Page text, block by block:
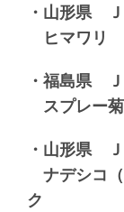
・山形県
ヒマワリ
・福島県
スプレー
・山形県
ナデシコ
ク